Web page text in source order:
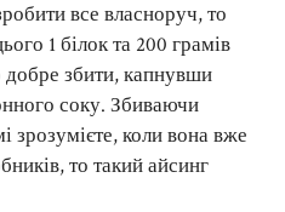
все власноруч, то
1 білок та 200 грамів
добре збити, капнувши
соку. Збиваючи
зрозумієте, коли вона вже
то такий айсинг